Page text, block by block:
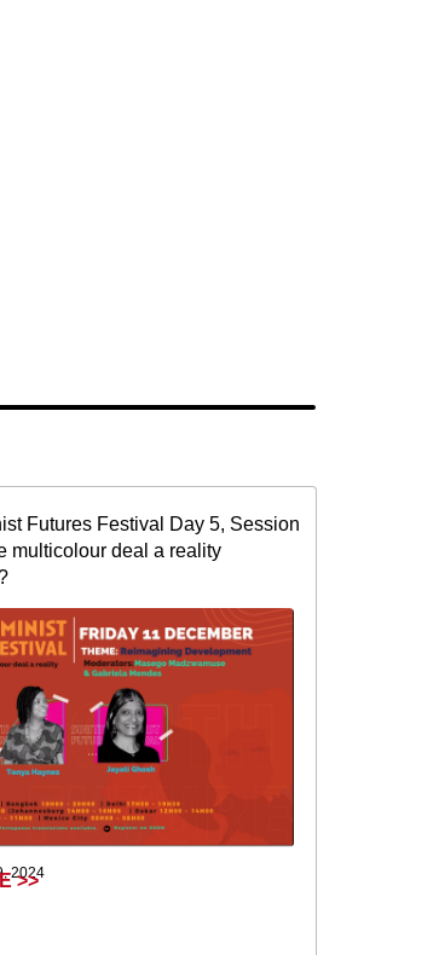
Futures Festival Day 5, Session
multicolour deal a reality
2024
>>